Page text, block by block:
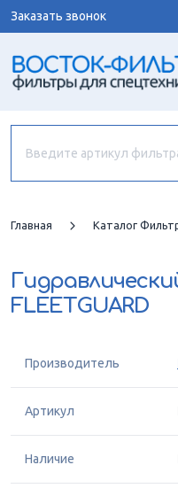
Заказать звонок
Главная Каталог
FLEETGUARD
Производитель
Артикул
Наличие